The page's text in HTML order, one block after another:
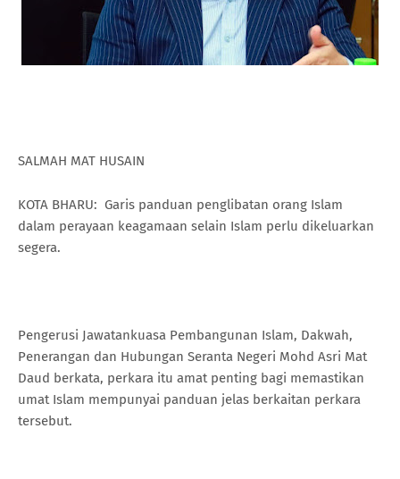
SALMAH MAT HUSAIN
KOTA BHARU: Garis panduan penglibatan orang Islam
dalam perayaan keagamaan selain Islam perlu dikeluarkan
segera.
Pengerusi Jawatankuasa Pembangunan Islam, Dakwah,
Penerangan dan Hubungan Seranta Negeri Mohd Asri Mat
Daud berkata, perkara itu amat penting bagi memastikan
umat Islam mempunyai panduan jelas berkaitan perkara
tersebut.